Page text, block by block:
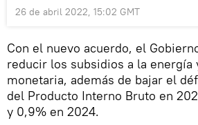
26 de abril 2022, 15:02 GMT
Con el nuevo acuerdo, el
reducir los subsidios a la energía
monetaria, además de bajar el
del Producto Interno Bruto en
y 0,9% en 2024.